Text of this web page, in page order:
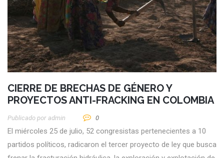
CIERRE DE BRECHAS DE GÉNERO Y
PROYECTOS ANTI-FRACKING EN COLOMBIA
Publicado por Admin 0
El miércoles 25 de julio, 52 congresistas pertenecientes a 10
partidos políticos, radicaron el tercer proyecto de ley que busca